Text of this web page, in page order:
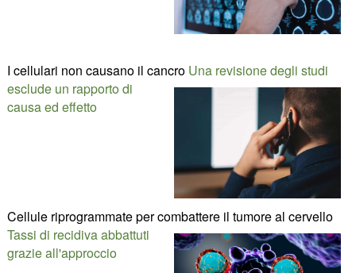
I cellulari non causano il cancro Una revisione degli studi
esclude un rapporto di
causa ed effetto
Cellule riprogrammate per combattere il tumore al cervello
Tassi di recidiva abbattuti
grazie all'approccio